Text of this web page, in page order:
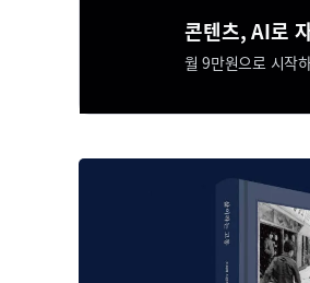
콘텐츠, AI로
월 9만원으로 시작